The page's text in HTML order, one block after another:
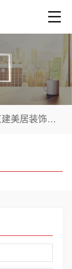
装饰工程有限公司